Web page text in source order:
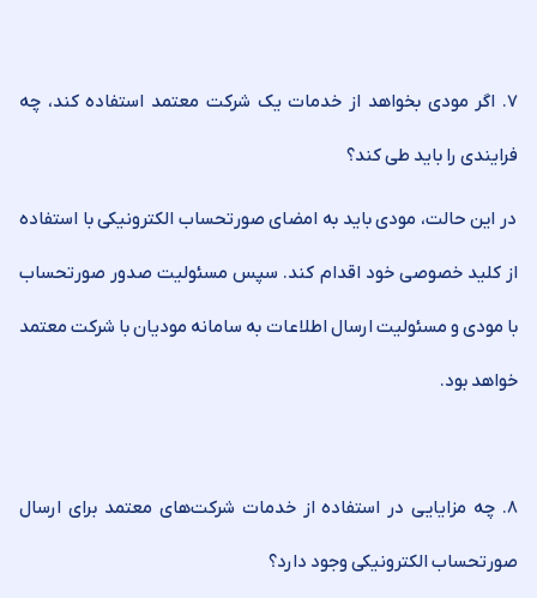
۷. اگر مودی بخواهد از خدمات یک شرکت معتمد استفاده کند، چه
فرایندی را باید طی کند؟
در این حالت، مودی باید به امضای صورتحساب الکترونیکی با استفاده
از کلید خصوصی خود اقدام کند. سپس مسئولیت صدور صورتحساب
با مودی و مسئولیت ارسال اطلاعات به سامانه مودیان با شرکت معتمد
خواهد بود.
۸. چه مزایایی در استفاده از خدمات شرکت‌های معتمد برای ارسال
صورتحساب الکترونیکی وجود دارد؟